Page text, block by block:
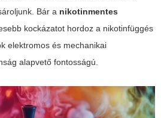
Bár a nikotinmentes
kockázatot hordoz a nikotinfüggés
elektromos és mechanikai
alapvető fontosságú.